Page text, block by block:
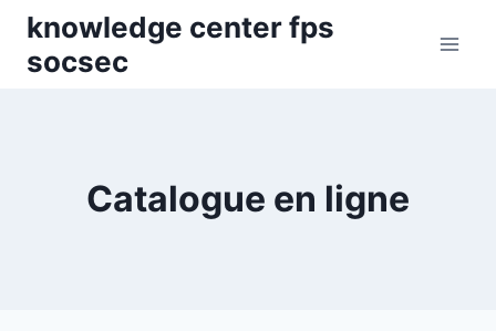
Skip
content
knowledge center fps
socsec
Catalogue en ligne